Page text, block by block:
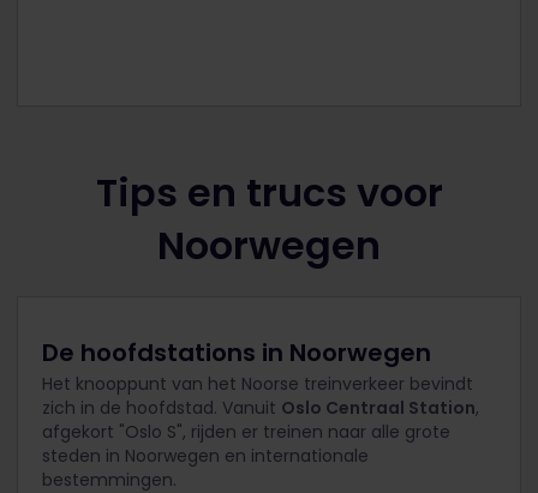
Tips en trucs voor
Noorwegen
De hoofdstations in Noorwegen
Het knooppunt van het Noorse treinverkeer bevindt
zich in de hoofdstad. Vanuit Oslo Centraal Station,
afgekort "Oslo S", rijden er treinen naar alle grote
steden in Noorwegen en internationale
bestemmingen.